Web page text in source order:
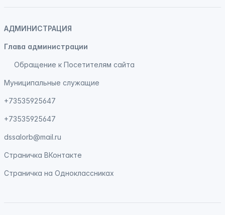
АДМИНИСТРАЦИЯ
Глава администрации
Обращение к Посетителям сайта
Муниципальные служащие
+73535925647
+73535925647
dssalorb@mail.ru
Страничка ВКонтакте
Страничка на Одноклассниках